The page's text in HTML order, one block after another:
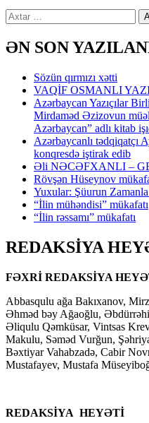
Axtarış:
ƏN SON
Sözün qırmızı xətti
VAQİF OSMANLI
Azərbaycan Yazıçılar
Mirdaməd Əzizovun
Azərbaycan” adlı kitab
Azərbaycanlı tədqiqatçı
konqresdə iştirak edib
Əli NƏCƏFXANLI –
Rövşən Hüseynov
Yuxular: Şüurun Zamanla
“İlin mühəndisi” mükafatı
“İlin rəssamı” mükafatı
REDAKSİYA
FƏXRİ REDAKSİYA
Abbasqulu ağa Bakıxanov,
Əhməd bəy Ağaoğlu,
Əliqulu Qəmküsar, Vintsas
Makulu, Səməd Vurğun,
Bəxtiyar Vahabzadə, Cabir
Mustafayev, Mustafa
REDAKSİYA HEYƏTİ